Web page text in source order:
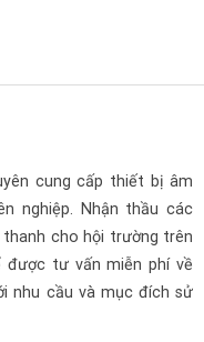
cung cấp thiết bị âm
nghiệp. Nhận thầu các
cho hội trường trên
được tư vấn miễn phí về
nhu cầu và mục đích sử